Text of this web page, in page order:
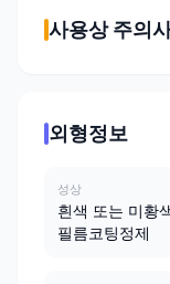
사용상 주의
외형정보
성상
흰색 또는 미황
필름코팅정제